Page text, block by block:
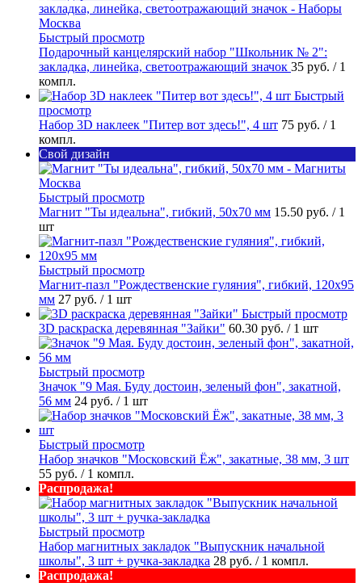
Быстрый просмотр
Подарочный канцелярский набор "Школьник № 2":
закладка, линейка, светоотражающий значок 35 руб. / 1
компл.
Быстрый
просмотр
Набор 3D наклеек "Питер вот здесь!", 4 шт 75 руб. / 1
компл.
Свой дизайн
Быстрый просмотр
Магнит "Ты идеальна", гибкий, 50х70 мм 15.50 руб. / 1
шт
Быстрый просмотр
Магнит-пазл "Рождественские гуляния", гибкий, 120х95
мм 27 руб. / 1 шт
Быстрый просмотр
3D раскраска деревянная "Зайки" 60.30 руб. / 1 шт
Быстрый просмотр
Значок "9 Мая. Буду достоин, зеленый фон", закатной,
56 мм 24 руб. / 1 шт
Быстрый просмотр
Набор значков "Московский Ёж", закатные, 38 мм, 3 шт
55 руб. / 1 компл.
Распродажа!
Быстрый просмотр
Набор магнитных закладок "Выпускник начальной
школы", 3 шт + ручка-закладка 28 руб. / 1 компл.
Распродажа!